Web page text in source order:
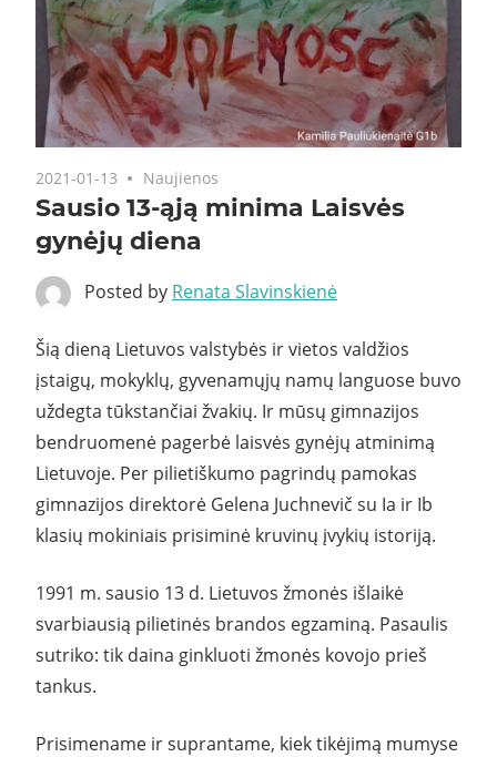
2021-01-13 Naujienos
Sausio 13-ąją minima Laisvės
gynėjų diena
Posted by Renata Slavinskienė
Šią dieną Lietuvos valstybės ir vietos valdžios
įstaigų, mokyklų, gyvenamųjų namų languose buvo
uždegta tūkstančiai žvakių. Ir mūsų gimnazijos
bendruomenė pagerbė laisvės gynėjų atminimą
Lietuvoje. Per pilietiškumo pagrindų pamokas
gimnazijos direktorė Gelena Juchnevič su Ia ir Ib
klasių mokiniais prisiminė kruvinų įvykių istoriją.
1991 m. sausio 13 d. Lietuvos žmonės išlaikė
svarbiausią pilietinės brandos egzaminą. Pasaulis
sutriko: tik daina ginkluoti žmonės kovojo prieš
tankus.
Prisimename ir suprantame, kiek tikėjimą mumyse